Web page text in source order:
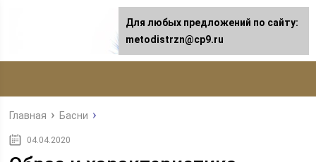
Главная Басни
04.04.2020
Для любых предложений по сайту:
metodistrzn@cp9.ru